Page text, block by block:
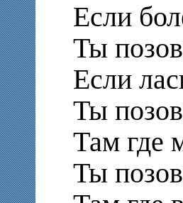
Если
Ты
Если
Ты
Там где
Ты